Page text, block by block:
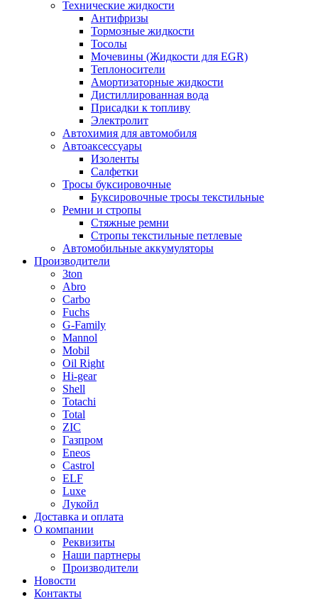
Технические жидкости
Антифризы
Тормозные жидкости
Тосолы
Мочевины (Жидкости для EGR)
Теплоносители
Амортизаторные жидкости
Дистиллированная вода
Присадки к топливу
Электролит
Автохимия для автомобиля
Автоаксессуары
Изоленты
Салфетки
Тросы буксировочные
Буксировочные тросы текстильные
Ремни и стропы
Стяжные ремни
Стропы текстильные петлевые
Автомобильные аккумуляторы
Производители
3ton
Abro
Carbo
Fuchs
G-Family
Mannol
Mobil
Oil Right
Hi-gear
Shell
Totachi
Total
ZIC
Газпром
Еneos
Сastrol
ELF
Luxe
Лукойл
Доставка и оплата
О компании
Реквизиты
Наши партнеры
Производители
Новости
Контакты